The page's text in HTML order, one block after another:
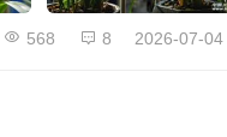
568 8 2026-07-04